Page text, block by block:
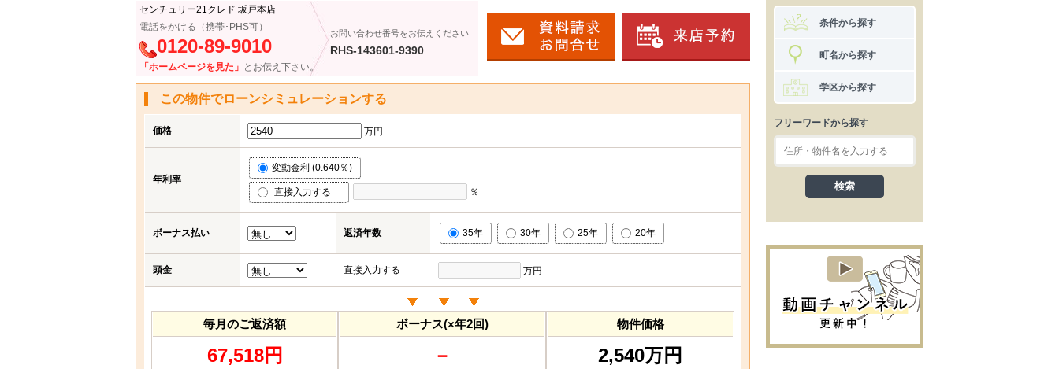
センチュリー21クレド 坂戸本店
電話をかける（携帯･PHS可）
0120-89-9010
「ホームページを見た」 とお伝え下さい。
お問い合わせ番号をお伝えください
RHS-143601-9390
この物件でローンシミュレーションする
価格 万円
年利率
変動金利 (0.640％)
直接入力する ％
ボーナス払い 返済年数 35年 30年 25年 20年
頭金 直接入力する 万円
毎月のご返済額
67,518円
ボーナス(×年2回)
－
物件価格
2,540万円
条件から探す
町名から探す
学区から探す
フリーワードから探す